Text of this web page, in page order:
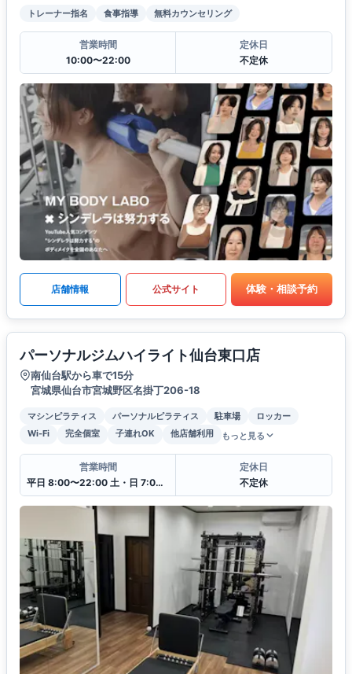
トレーナー指名 食事指導 無料カウンセリング
営業時間
10:00〜22:00
定休日
不定休
店舗情報 公式サイト 体験・相談予約
パーソナルジムハイライト仙台東口店
南仙台駅から車で15分
宮城県仙台市宮城野区名掛丁206-18
マシンピラティス パーソナルピラティス 駐車場
ロッカー
Wi-Fi
完全個室 子連れOK 他店舗利用 もっと見る
営業時間
平日 8:00〜22:00 土・日 7:00〜21:00
定休日
不定休